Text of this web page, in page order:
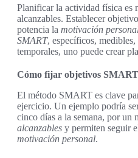
Planificar la actividad física es
alcanzables. Establecer
potencia la motivación
SMART, específicos,
temporales, uno puede crear
Cómo fijar objetivos
El método SMART es clave
ejercicio. Un ejemplo podría
cinco días a la semana, por un
alcanzables y permiten seguir
motivación personal.